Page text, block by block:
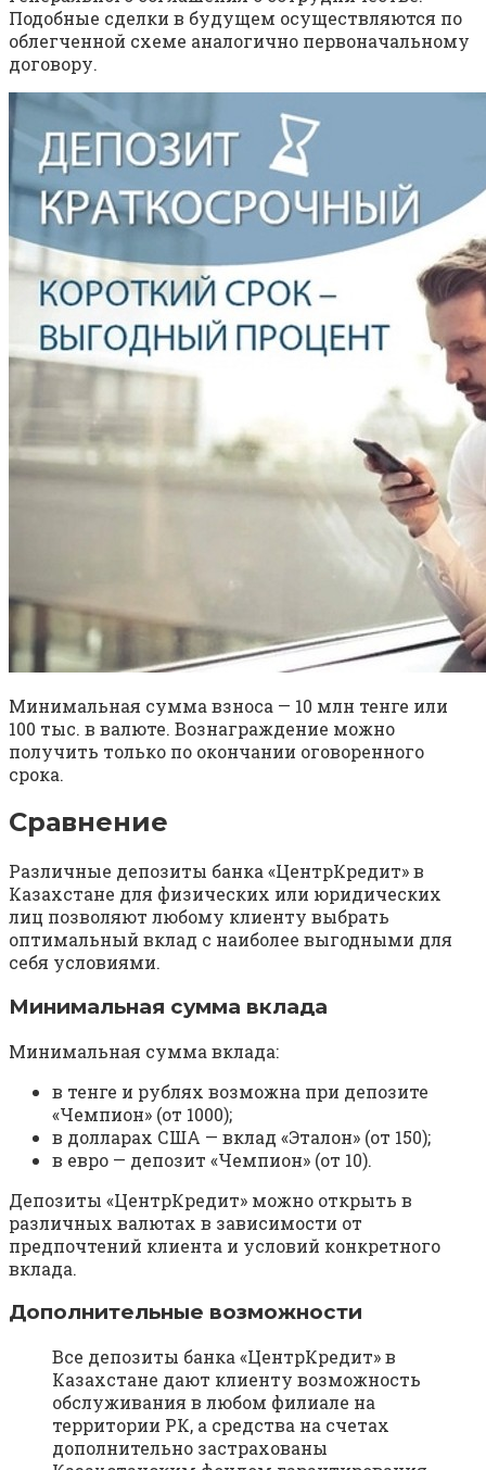
Подобные сделки в будущем осуществляются по
облегченной схеме аналогично первоначальному
договору.
Минимальная сумма взноса — 10 млн тенге или
100 тыс. в валюте. Вознаграждение можно
получить только по окончании оговоренного
срока.
Сравнение
Различные депозиты банка «ЦентрКредит» в
Казахстане для физических или юридических
лиц позволяют любому клиенту выбрать
оптимальный вклад с наиболее выгодными для
себя условиями.
Минимальная сумма вклада
Минимальная сумма вклада:
в тенге и рублях возможна при депозите
«Чемпион» (от 1000);
в долларах США — вклад «Эталон» (от 150);
в евро — депозит «Чемпион» (от 10).
Депозиты «ЦентрКредит» можно открыть в
различных валютах в зависимости от
предпочтений клиента и условий конкретного
вклада.
Дополнительные возможности
Все депозиты банка «ЦентрКредит» в
Казахстане дают клиенту возможность
обслуживания в любом филиале на
территории РК, а средства на счетах
дополнительно застрахованы